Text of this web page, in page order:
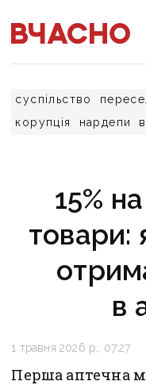
суспільство
корупція
нардепи
15%
товари:
в
1 травня 2026 р., 07:27
Перша аптечна